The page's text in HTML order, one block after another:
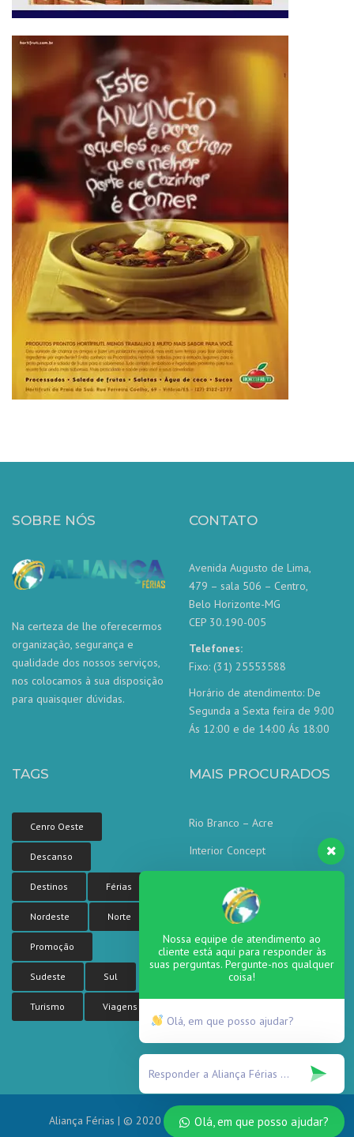
SOBRE NÓS
Na certeza de lhe oferecermos
organização, segurança e
qualidade dos nossos serviços,
nos colocamos à sua disposição
para quaisquer dúvidas.
CONTATO
Avenida Augusto de Lima,
479 – sala 506 – Centro,
Belo Horizonte-MG
CEP 30.190-005
Telefones:
Fixo: (31) 25553588
Horário de atendimento: De
Segunda a Sexta feira de 9:00
Ás 12:00 e de 14:00 Ás 18:00
TAGS
Cenro Oeste
Descanso
Destinos Férias
Nordeste Norte
Promoção
Sudeste Sul
Turismo Viagens
MAIS PROCURADOS
Rio Branco – Acre
Interior Concept
Corporate Tower
Sea side residence
Aliança Férias | © 2020 Todos os direitos reservados.
Nossa equipe de atendimento ao
cliente está aqui para responder às
suas perguntas. Pergunte-nos qualquer
coisa!
Olá, em que posso ajudar?
Olá, em que posso ajudar?